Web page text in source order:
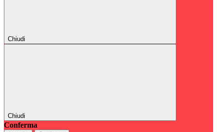
Chiudi
Chiudi
Conferma